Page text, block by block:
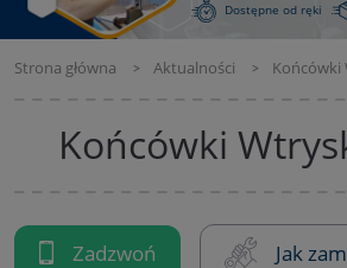
Dostępne od ręki
Strona główna Aktualności Końcówki
Końcówki
Zadzwoń Jak